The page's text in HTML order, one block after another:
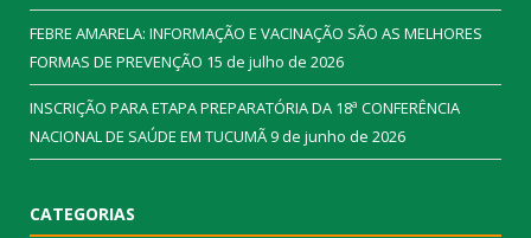
FEBRE AMARELA: INFORMAÇÃO E VACINAÇÃO SÃO AS MELHORES
FORMAS DE PREVENÇÃO 15 de julho de 2026
INSCRIÇÃO PARA ETAPA PREPARATÓRIA DA 18ª CONFERÊNCIA
NACIONAL DE SAÚDE EM TUCUMÃ9 de junho de 2026
CATEGORIAS